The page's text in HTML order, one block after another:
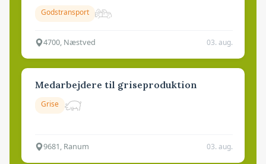
Godstransport
4700, Næstved 03. aug.
Medarbejdere til griseproduktion
Grise
9681, Ranum 03. aug.